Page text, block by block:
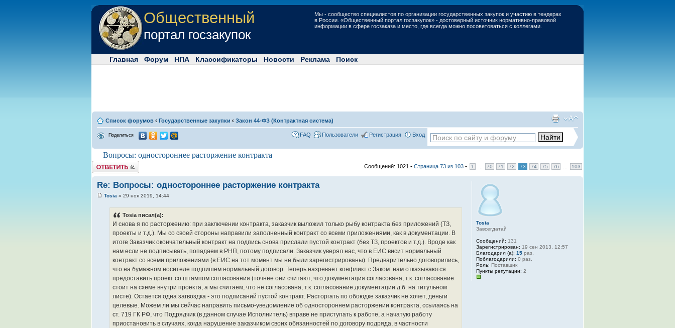
Мы - сообщество специалистов по организации государственных закупок и участию в тендерах
в России. «Общественный портал госзакупок» - достоверный источник нормативно-правовой
информации в сфере госзаказа и место, где всегда можно посоветоваться с коллегами.
Общественный
портал госзакупок
Главная Форум НПА Классификаторы Новости Реклама Поиск
Список форумов ‹ Государственные закупки ‹ Закон 44-ФЗ (Контрактная система)
Поделиться FAQ Пользователи Регистрация Вход
Вопросы: одностороннее расторжение контракта
Комментировать Сообщений: 1021 • Страница 73 из 103 • 1 70 71 72 73 74 75 76 103
Re: Вопросы: одностороннее расторжение контракта
Tosia » 29 ноя 2019, 14:44
Tosia писал(а):
И снова я по расторжению: при заключении контракта, заказчик выложил только рыбу контракта без приложений (ТЗ,
проекты и т.д.). Мы со своей стороны направили заполненный контракт со всеми приложениями, как в документации. В
итоге Заказчик окончательный контракт на подпись снова прислали пустой контракт (без ТЗ, проектов и т.д.). Вроде как
нам если не подписывать, попадаем в РНП, потому подписали. Заказчик уверял нас, что в ЕИС висит нормальный
контракт со всеми приложениями (в ЕИС на тот момент мы не были зарегистрированы). Предварительно договорились,
что на бумажном носителе подпишем нормальный договор. Теперь назревает конфликт с Заком: нам отказываются
предоставить проект со штампом согласования (точнее они считают, что документация согласована, т.к. согласование
стоит на схеме внутри проекта, а мы считаем, что не согласована, т.к. согласование документации д.б. на титульном
листе). Остается одна загвоздка - это подписаний пустой контракт. Расторгать по обоюдке заказчик не хочет, деньги
целевые. Можем ли мы сейчас направить письмо-уведомление об одностороннем расторжении контракта, ссылаясь на
ст. 719 ГК РФ, что Подрядчик (в данном случае Исполнитель) вправе не приступать к работе, а начатую работу
приостановить в случаях, когда нарушение заказчиком своих обязанностей по договору подряда, в частности
Tosia
Завсегдатай
Сообщений: 131
Зарегистрирован: 19 сен 2013, 12:57
Благодарил (а): 15 раз.
Поблагодарили: 0 раз.
Роль: Поставщик
Пункты репутации: 2